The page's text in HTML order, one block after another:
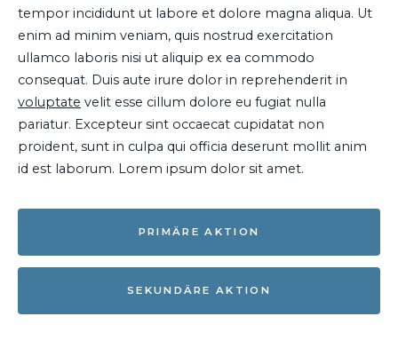
tempor incididunt ut labore et dolore magna aliqua. Ut
enim ad minim veniam, quis nostrud exercitation
ullamco laboris nisi ut aliquip ex ea commodo
consequat. Duis aute irure dolor in reprehenderit in
voluptate velit esse cillum dolore eu fugiat nulla
pariatur. Excepteur sint occaecat cupidatat non
proident, sunt in culpa qui officia deserunt mollit anim
id est laborum. Lorem ipsum dolor sit amet.
PRIMÄRE AKTION
SEKUNDÄRE AKTION